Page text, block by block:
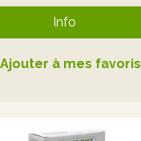
Info
Ajouter à mes favoris